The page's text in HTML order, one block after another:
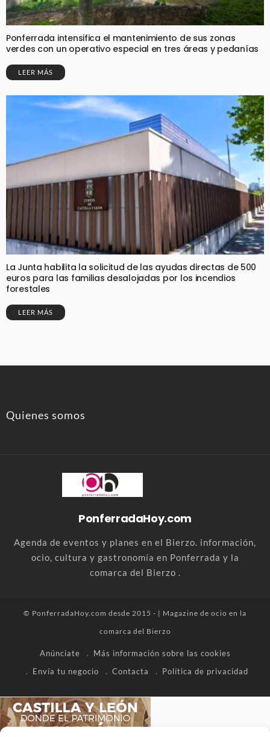
Ponferrada intensifica el mantenimiento de sus zonas
verdes con un operativo especial en tres áreas y pedanías
LEER MÁS
La Junta habilita la solicitud de las ayudas directas de 500
euros para las familias desalojadas por los incendios
forestales
LEER MÁS
Quienes somos
PonferradaHoy.com
Agenda de eventos y planes en el Bierzo. información,
ocio, cultura y gastronomía en Ponferrada y la
comarca del Bierzo .
© PonferradaHoy.com desde 2015 - | Magazine de ocio en la
comarca del Bierzo
Anúnciate
Más información sobre las cookies
Envía tu negocio
Contacta Política de privacidad